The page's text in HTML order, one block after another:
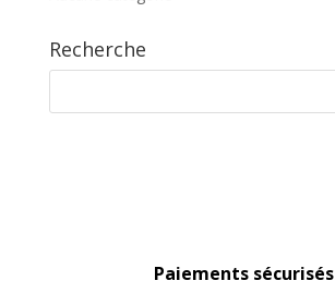
Recherche
Paiements sécurisés